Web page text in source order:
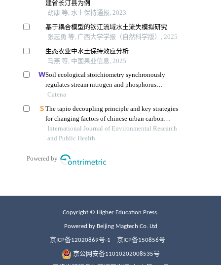
Copyright © Higher Education Press.
Powered by Beijing Magtech Co. Ltd
京ICP备12020869号-1 京ICP备150856号
京公网安备11010202008535号